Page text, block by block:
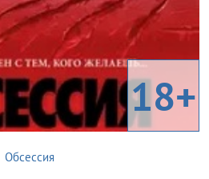
18+
Обсессия